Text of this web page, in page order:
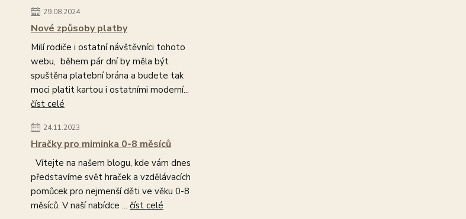
29.08.2024
Nové způsoby platby
Milí rodiče i ostatní návštěvníci tohoto
webu, během pár dní by měla být
spuštěna platební brána a budete tak
moci platit kartou i ostatními moderní...
číst celé
24.11.2023
Hračky pro miminka 0-8 měsíců
Vítejte na našem blogu, kde vám dnes
představíme svět hraček a vzdělávacích
pomůcek pro nejmenší děti ve věku 0-8
měsíců. V naší nabídce ... číst celé